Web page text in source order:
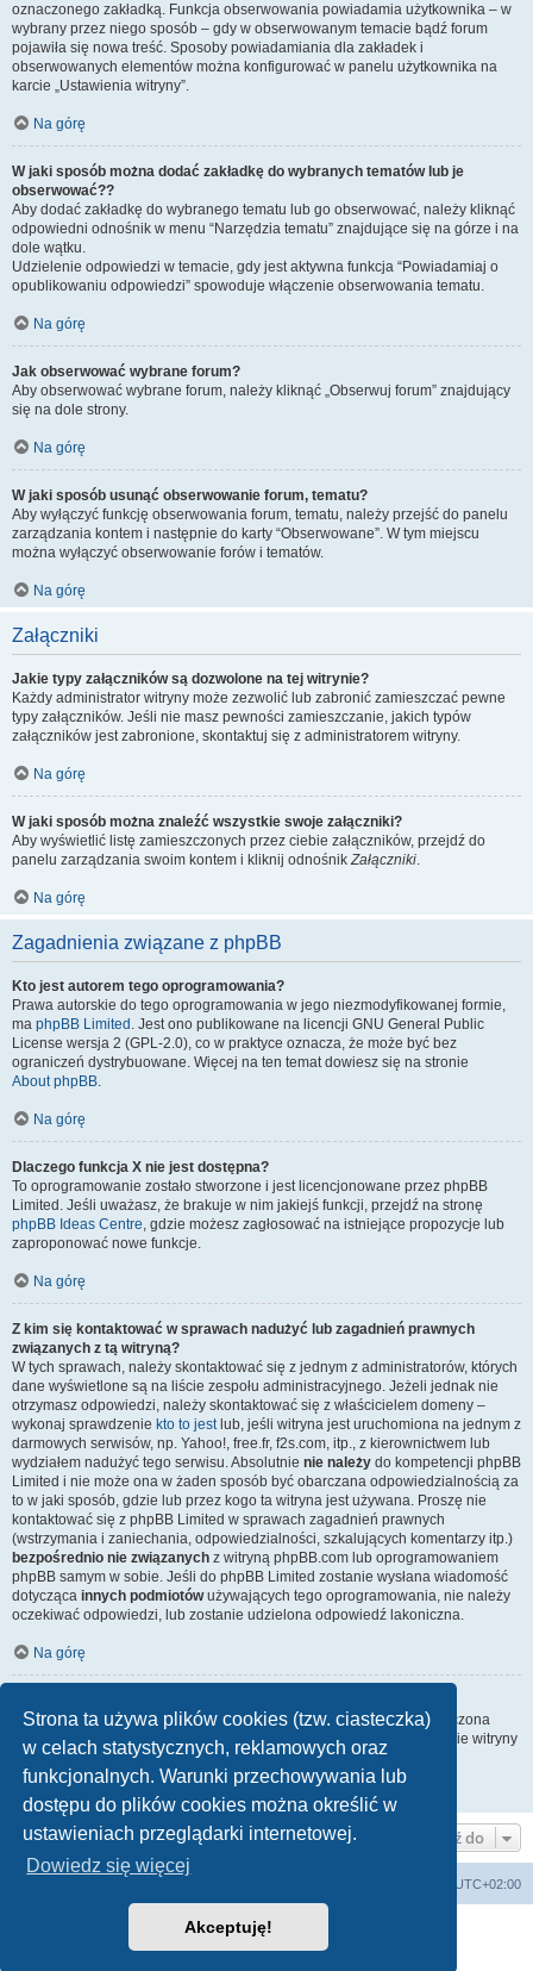
Strona ta używa plików cookies (tzw. ciasteczka)
w celach statystycznych, reklamowych oraz
funkcjonalnych. Warunki przechowywania lub
dostępu do plików cookies można określić w
ustawieniach przeglądarki internetowej.
Dowiedz się więcej
Akceptuję!
oznaczonego zakładką. Funkcja obserwowania powiadamia użytkownika – w
wybrany przez niego sposób – gdy w obserwowanym temacie bądź forum
pojawiła się nowa treść. Sposoby powiadamiania dla zakładek i
obserwowanych elementów można konfigurować w panelu użytkownika na
karcie „Ustawienia witryny”.
Na górę
W jaki sposób można dodać zakładkę do wybranych tematów lub je
obserwować??
Aby dodać zakładkę do wybranego tematu lub go obserwować, należy kliknąć
odpowiedni odnośnik w menu “Narzędzia tematu” znajdujące się na górze i na
dole wątku.
Udzielenie odpowiedzi w temacie, gdy jest aktywna funkcja “Powiadamiaj o
opublikowaniu odpowiedzi” spowoduje włączenie obserwowania tematu.
Na górę
Jak obserwować wybrane forum?
Aby obserwować wybrane forum, należy kliknąć „Obserwuj forum” znajdujący
się na dole strony.
Na górę
W jaki sposób usunąć obserwowanie forum, tematu?
Aby wyłączyć funkcję obserwowania forum, tematu, należy przejść do panelu
zarządzania kontem i następnie do karty “Obserwowane”. W tym miejscu
można wyłączyć obserwowanie forów i tematów.
Na górę
Załączniki
Jakie typy załączników są dozwolone na tej witrynie?
Każdy administrator witryny może zezwolić lub zabronić zamieszczać pewne
typy załączników. Jeśli nie masz pewności zamieszczanie, jakich typów
załączników jest zabronione, skontaktuj się z administratorem witryny.
Na górę
W jaki sposób można znaleźć wszystkie swoje załączniki?
Aby wyświetlić listę zamieszczonych przez ciebie załączników, przejdź do
panelu zarządzania swoim kontem i kliknij odnośnikZałączniki.
Na górę
Zagadnienia związane z phpBB
Kto jest autorem tego oprogramowania?
Prawa autorskie do tego oprogramowania w jego niezmodyfikowanej formie,
ma phpBB Limited . Jest ono publikowane na licencji GNU General Public
License wersja 2 (GPL-2.0), co w praktyce oznacza, że może być bez
ograniczeń dystrybuowane. Więcej na ten temat dowiesz się na stronie
About phpBB.
Na górę
Dlaczego funkcja X nie jest dostępna?
To oprogramowanie zostało stworzone i jest licencjonowane przez phpBB
Limited. Jeśli uważasz, że brakuje w nim jakiejś funkcji, przejdź na stronę
phpBB Ideas Centre, gdzie możesz zagłosować na istniejące propozycje lub
zaproponować nowe funkcje.
Na górę
Z kim się kontaktować w sprawach nadużyć lub zagadnień prawnych
związanych z tą witryną?
W tych sprawach, należy skontaktować się z jednym z administratorów, których
dane wyświetlone są na liście zespołu administracyjnego. Jeżeli jednak nie
otrzymasz odpowiedzi, należy skontaktować się z właścicielem domeny –
wykonaj sprawdzenie kto to jestlub, jeśli witryna jest uruchomiona na jednym z
darmowych serwisów, np. Yahoo!, free.fr, f2s.com, itp., z kierownictwem lub
wydziałem nadużyć tego serwisu. Absolutnie nie należy do kompetencji phpBB
Limited i nie może ona w żaden sposób być obarczana odpowiedzialnością za
to w jaki sposób, gdzie lub przez kogo ta witryna jest używana. Proszę nie
kontaktować się z phpBB Limited w sprawach zagadnień prawnych
(wstrzymania i zaniechania, odpowiedzialności, szkalujących komentarzy itp.)
bezpośrednio nie związanych z witryną phpBB.com lub oprogramowaniem
phpBB samym w sobie. Jeśli do phpBB Limited zostanie wysłana wiadomość
dotycząca innych podmiotówużywających tego oprogramowania, nie należy
oczekiwać odpowiedzi, lub zostanie udzielona odpowiedź lakoniczna.
Na górę
Wszyscy użytkownicy witryny mogą używać – jeśli funkcja ta jest włączona
przez administratora witryny – formularza „Kontakt z nami”. Członkowie witryny
mogą także używać odnośnika „Zespół administracyjny”.
Na górę
Przejdź do
UTC+02:00
Technologię dostarczaphpBB® Forum Software © phpBB Limited
Polski pakiet językowy dostarcza